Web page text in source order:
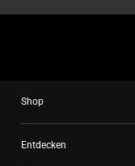
Shop
Entdecken